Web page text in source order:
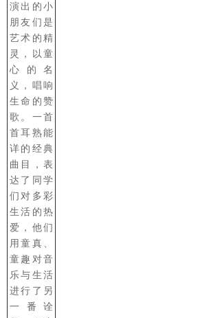
演出的小
朋友们是
艺术的精
灵，以童
心的名
义，唱响
生命的赞
歌。一首
首耳熟能
详的经典
曲目，表
达了同学
们对多彩
生活的热
爱，他们
用童真、
童趣对音
乐与生活
进行了另
一番诠